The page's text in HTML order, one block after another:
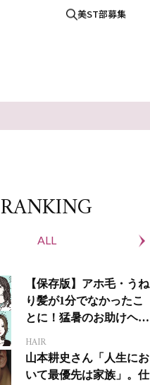
美ST部募集
RANKING
ALL
【保存版】アホ毛・うね
り髪が1分でなかったこ
とに！猛暑のお助けヘア
HAIR
山本耕史さん「人生にお
いて最優先は家族」。仕